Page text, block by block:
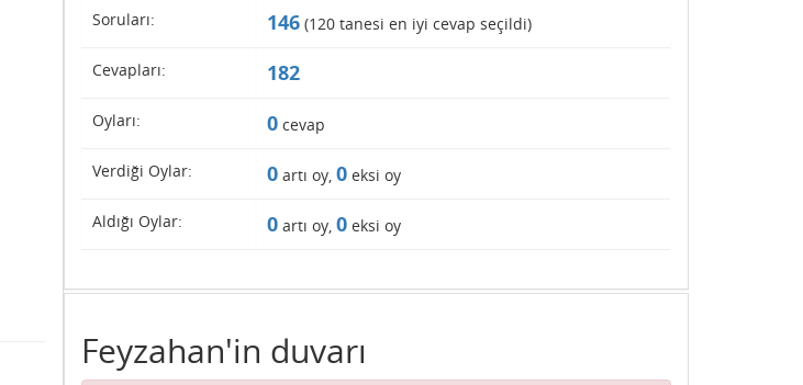
Soruları: 146(120tanesi en iyi cevap seçildi)
Cevapları: 182
Oyları: 0cevap
Verdiği Oylar: 0artı oy, 0eksi oy
Aldığı Oylar: 0artı oy, 0eksi oy
Feyzahan'in duvarı